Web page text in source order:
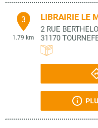
3
1.79 km
LIBRAIRIE LE
2 RUE
31170